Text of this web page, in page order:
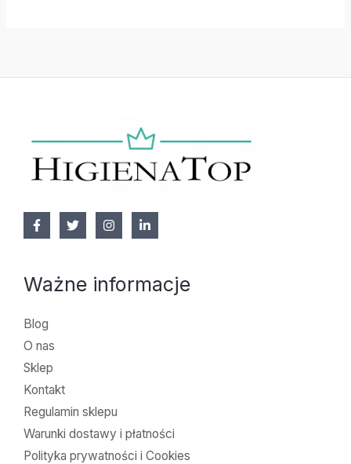
Ważne informacje
Blog
O nas
Sklep
Kontakt
Regulamin sklepu
Warunki dostawy i płatności
Polityka prywatności i Cookies